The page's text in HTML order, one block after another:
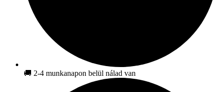
🚚 2-4 munkanapon belül nálad van